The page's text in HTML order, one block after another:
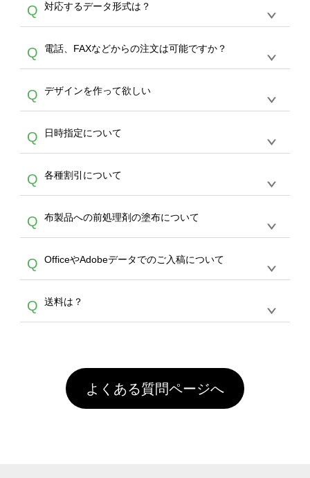
A
生産にて承っております。デザインツールから
デザインの作成から決済まで完了できます。
30枚以上やシルク印刷など、大口注文の場合
は、サポートが担当するエコバッグコンシェル
やタンブラーコンシェルをご利用ください。製
作する数量が多ければ多いほど、オンデマンド
サービスよりも低価格で製作することが可能で
す。
Q 対応するデータ形式は？
A
ドできるデータ形式は、JPG / PNG / AI / PSD /
PDF 形式になります。データの最大サイズ
写真などもアップロード可能です。使用できな
い画像はエラーになります。（※ Illustratorか
らの直接入稿には対応していません。AIで保存
し、デザインツールからアップロードして下さ
い）
Q 電話、FAXなどからの注文は可能ですか？
A
文のみ受け付けております。30個以上のご製
作をお考えの方は、サポートが担当するエコバ
スをご利用頂ければ、電話やFAX、メールなど
でご注文が可能です。
Q デザインを作って欲しい
A
を作って欲しい。などの場合は、製作数量が
30個以上であれば、サポート担当が、デザイ
バッグコンシェル
サー
ビスをご利用ください。(※ 30個以下の場合
は、デザインツールをご利用ください)
Q 日時指定について
A
ん。発送後18時以降に配送業者・伝票番号を
メールでお知らせいたしますので、直接配送業
者にご連絡いただき調整をお願い致します。
Q 各種割引について
A
カート内で自動的に割引(最大50%)が適用され
ます。 【付与ポイント】購入金額の1％が1ポ
イントとして付与され、次回ご注文時に1ポイ
ント＝1円としてお使いいただけます。ポイン
トは発送完了の翌日に付与され、次回ご注文時
からご利用頂けます。ポイントの有効期限は一
年間です。【会員ランク】過去10カ月のご注
文回数により会員ランク割引(最大5%)が適用
頂いても、ログインがされていなければ、ラン
クにカウントがされません。
Q 布製品への前処理剤の塗布について
A
意点（前処理剤）】カラー生地（Tシャツのホ
ワイト、トートバッグのナチュラル、ホワイト
といって、プリントを定着させるための処理剤
を塗布しており、短納期・低価格で商品をお届
害な性質で、水洗いで落とすことが可能です。
お手数ですが、お客様ご自身にて着用前に落と
していただけますようお願いいたします。※1
通常注文・直送機能でのご注文に関わらず、前
Q OfficeやAdobeデータでのご入稿について
A
ません。いずれのデータも該当デザインのみ画
像(JPEG,PNG,GIF,PDF)に変換、またはAdobe
Q 送料は？
引」などによるお値引きで4,000円未満になる
場合は送料がかかりますので、ご注意くださ
い。
よくある質問ページへ